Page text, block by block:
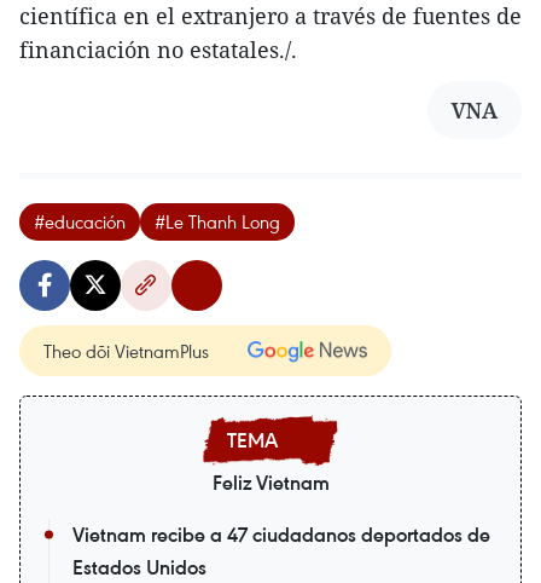
científica en el extranjero a través de fuentes de
financiación no estatales./.
VNA
#educación #Le Thanh Long
Theo dõi VietnamPlus
Feliz Vietnam
Vietnam recibe a 47 ciudadanos deportados de
Estados Unidos